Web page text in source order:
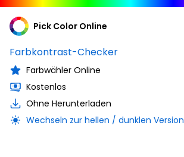
Pick Color Online
Farbkontrast-Checker
Farbwähler Online
Kostenlos
Ohne Herunterladen
Wechseln zur hellen / dunklen Version